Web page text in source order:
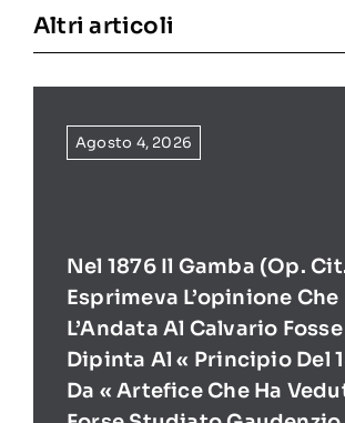
Altri articoli
Agosto 4, 2026
Nel 1876 Il Gamba (op.
Esprimeva L’opinione Che
L’Andata Al Calvario
Dipinta Al « Principio Del
Da « Artefice Che Ha